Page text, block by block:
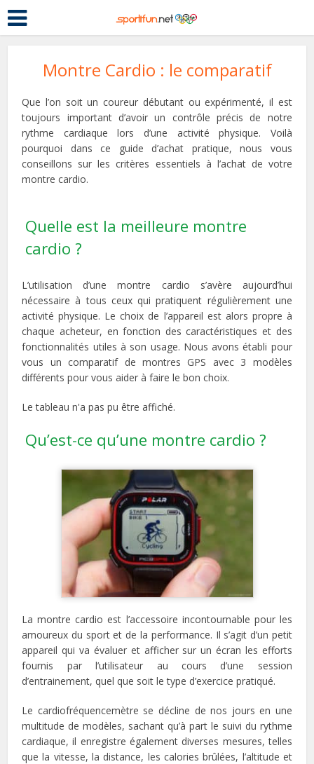
Montre Cardio : le comparatif
Que l’on soit un coureur débutant ou expérimenté, il est
toujours important d’avoir un contrôle précis de notre
rythme cardiaque lors d’une activité physique. Voilà
pourquoi dans ce guide d’achat pratique, nous vous
conseillons sur les critères essentiels à l’achat de votre
montre cardio.
Quelle est la meilleure montre
cardio ?
L’utilisation d’une montre cardio s’avère aujourd’hui
nécessaire à tous ceux qui pratiquent régulièrement une
activité physique. Le choix de l’appareil est alors propre à
chaque acheteur, en fonction des caractéristiques et des
fonctionnalités utiles à son usage. Nous avons établi pour
vous un comparatif de montres GPS avec 3 modèles
différents pour vous aider à faire le bon choix.
Le tableau n'a pas pu être affiché.
Qu’est-ce qu’une montre cardio ?
La montre cardio est l’accessoire incontournable pour les
amoureux du sport et de la performance. Il s’agit d’un petit
appareil qui va évaluer et afficher sur un écran les efforts
fournis par l’utilisateur au cours d’une session
d’entrainement, quel que soit le type d’exercice pratiqué.
Le cardiofréquencemètre se décline de nos jours en une
multitude de modèles, sachant qu’à part le suivi du rythme
cardiaque, il enregistre également diverses mesures, telles
que la vitesse, la distance, les calories brûlées, l’altitude et